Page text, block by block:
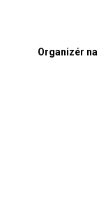
Organizér